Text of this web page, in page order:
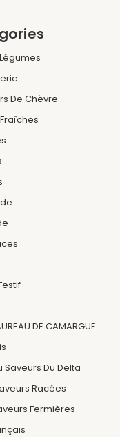
De Chèvre
DE CAMARGUE
Saveurs Du Delta
Racées
Fermières